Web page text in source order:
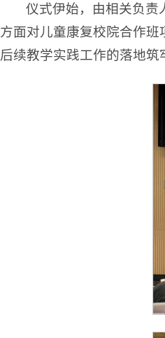
仪式伊始，由相关负责
方面对儿童康复校院合作
后续教学实践工作的落地筑